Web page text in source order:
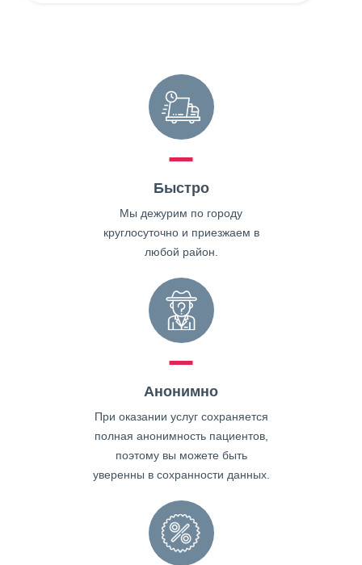
Быстро
Мы дежурим по городу
круглосуточно и приезжаем в
любой район.
Анонимно
При оказании услуг сохраняется
полная анонимность пациентов,
поэтому вы можете быть
уверенны в сохранности данных.